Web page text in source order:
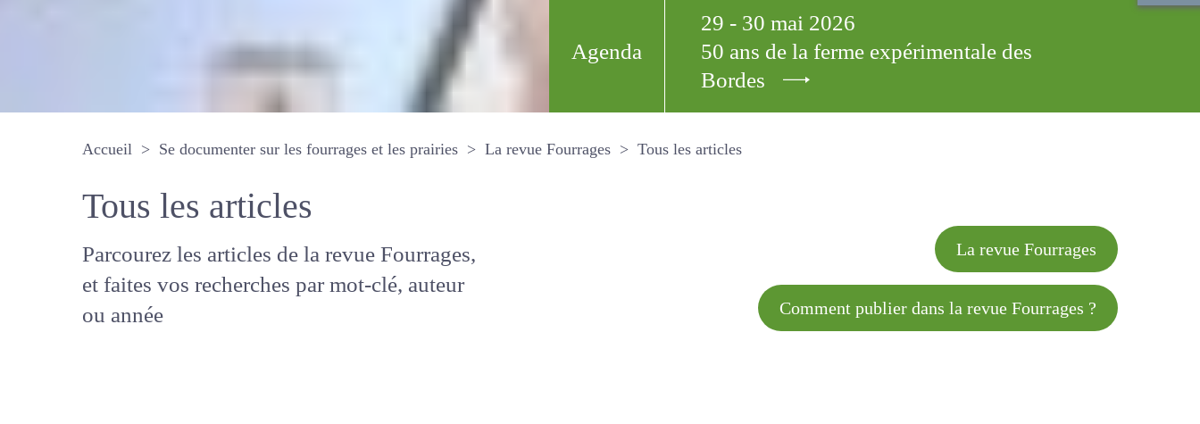
Agenda
29 - 30 mai 2026
50 ans de la ferme expérimentale des
Bordes
Accueil Se documenter sur les fourrages et les prairies La revue Fourrages Tous les articles
Tous les articles
Parcourez les articles de la revue
Fourrages, et faites vos recherches par
mot-clé, auteur ou année
La revue Fourrages
Comment publier dans la revue Fourrages ?